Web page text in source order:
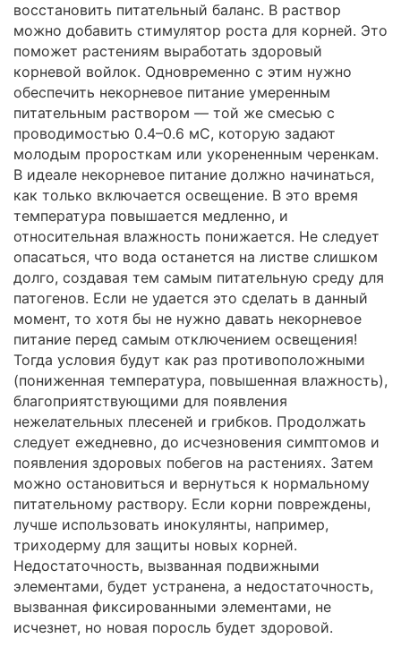
восстановить питательный баланс. В раствор
можно добавить стимулятор роста для корней. Это
поможет растениям выработать здоровый
корневой войлок. Одновременно с этим нужно
обеспечить некорневое питание умеренным
питательным раствором — той же смесью с
проводимостью 0.4–0.6 мС, которую задают
молодым проросткам или укорененным черенкам.
В идеале некорневое питание должно начинаться,
как только включается освещение. В это время
температура повышается медленно, и
относительная влажность понижается. Не следует
опасаться, что вода останется на листве слишком
долго, создавая тем самым питательную среду для
патогенов. Если не удается это сделать в данный
момент, то хотя бы не нужно давать некорневое
питание перед самым отключением освещения!
Тогда условия будут как раз противоположными
(пониженная температура, повышенная влажность),
благоприятствующими для появления
нежелательных плесеней и грибков. Продолжать
следует ежедневно, до исчезновения симптомов и
появления здоровых побегов на растениях. Затем
можно остановиться и вернуться к нормальному
питательному раствору. Если корни повреждены,
лучше использовать инокулянты, например,
триходерму для защиты новых корней.
Недостаточность, вызванная подвижными
элементами, будет устранена, а недостаточность,
вызванная фиксированными элементами, не
исчезнет, но новая поросль будет здоровой.